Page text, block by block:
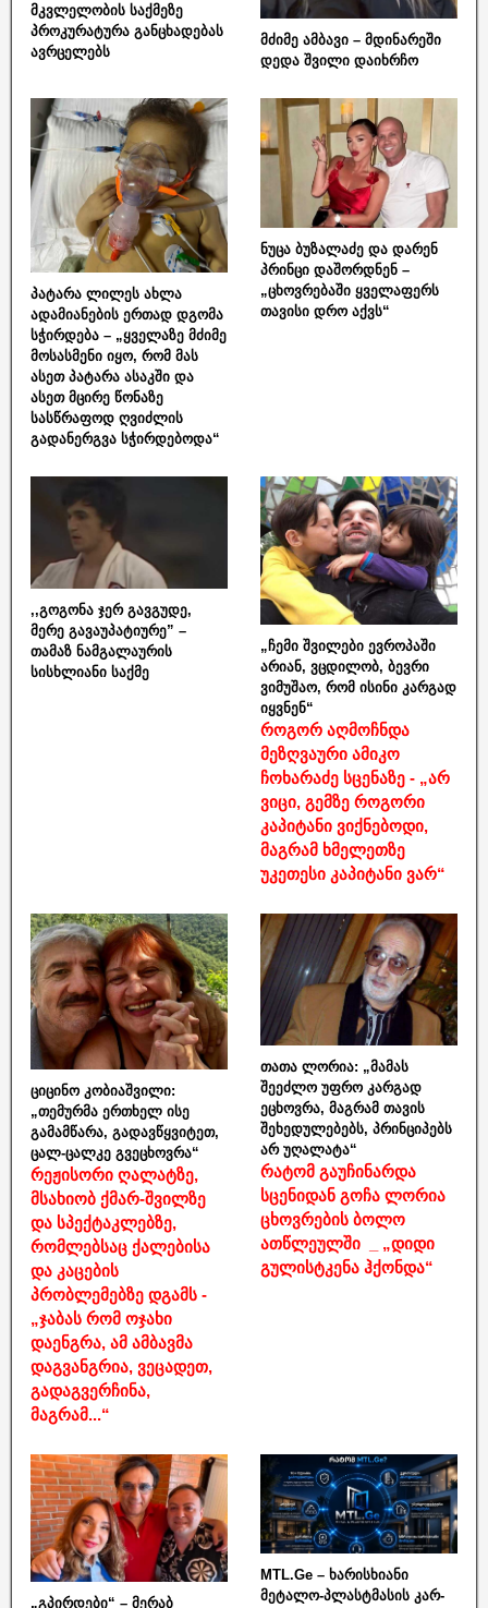
მკვლელობის საქმეზე
პროკურატურა განცხადებას
ავრცელებს
მძიმე ამბავი – მდინარეში
დედა შვილი დაიხრჩო
პატარა ლილეს ახლა
ადამიანების ერთად დგომა
სჭირდება – „ყველაზე მძიმე
მოსასმენი იყო, რომ მას
ასეთ პატარა ასაკში და
ასეთ მცირე წონაზე
სასწრაფოდ ღვიძლის
გადანერგვა სჭირდებოდა“
ნუცა ბუზალაძე და დარენ
პრინცი დაშორდნენ –
„ცხოვრებაში ყველაფერს
თავისი დრო აქვს“
,,გოგონა ჯერ გავგუდე,
მერე გავაუპატიურე” –
თამაზ ნამგალაურის
სისხლიანი საქმე
„ჩემი შვილები ევროპაში
არიან, ვცდილობ, ბევრი
ვიმუშაო, რომ ისინი კარგად
იყვნენ“
როგორ აღმოჩნდა
მეზღვაური ამიკო
ჩოხარაძე სცენაზე - „არ
ვიცი, გემზე როგორი
კაპიტანი ვიქნებოდი,
მაგრამ ხმელეთზე
უკეთესი კაპიტანი ვარ“
ციცინო კობიაშვილი:
„თემურმა ერთხელ ისე
გამამწარა, გადავწყვიტეთ,
ცალ-ცალკე გვეცხოვრა“
რეჟისორი ღალატზე,
მსახიობ ქმარ-შვილზე
და სპექტაკლებზე,
რომლებსაც ქალებისა
და კაცების
პრობლემებზე დგამს -
„ჯაბას რომ ოჯახი
დაენგრა, ამ ამბავმა
დაგვანგრია, ვეცადეთ,
გადაგვერჩინა,
მაგრამ...“
თათა ლორია: „მამას
შეეძლო უფრო კარგად
ეცხოვრა, მაგრამ თავის
შეხედულებებს, პრინციპებს
არ უღალატა“
რატომ გაუჩინარდა
სცენიდან გოჩა ლორია
ცხოვრების ბოლო
ათწლეულში _ „დიდი
გულისტკენა ჰქონდა“
„გპირდები“ – მერაბ
MTL.Ge – ხარისხიანი
მეტალო-პლასტმასის კარ-